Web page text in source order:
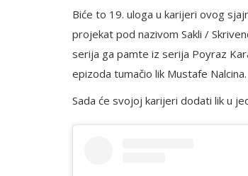
Biće to 19. uloga u karijeri ovog
projekat pod nazivom Sakli /
serija ga pamte iz serija Poyraz
epizoda tumačio lik Mustafe Nalcina.
Sada će svojoj karijeri dodati lik u